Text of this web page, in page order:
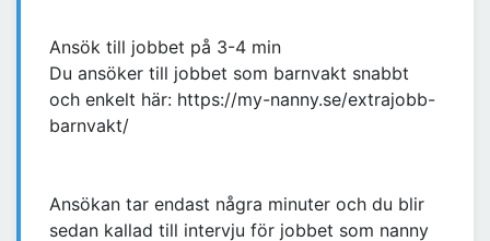
Ansök till jobbet på 3-4 min
Du ansöker till jobbet som barnvakt snabbt
och enkelt här: https://my-nanny.se/extrajobb-
barnvakt/
Ansökan tar endast några minuter och du blir
sedan kallad till intervju för jobbet som nanny